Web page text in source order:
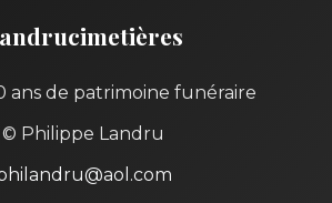
ans de patrimoine funéraire
© Philippe Landru